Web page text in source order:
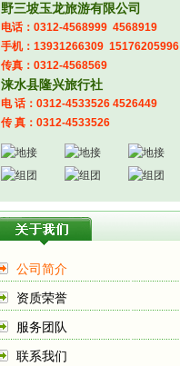
野三坡玉龙旅游有限公司
电话：0312-4568999 4568919
手机：13931266309 15176205996
传真：0312-4568569
涞水县隆兴旅行社
电 话：0312-4533526 4526449
传 真：0312-4533526
公司简介
资质荣誉
服务团队
联系我们